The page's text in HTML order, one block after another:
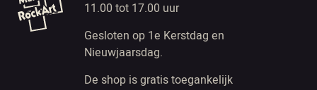
11.00 tot 17.00 uur
Gesloten op 1e Kerstdag en
Nieuwjaarsdag.
De shop is gratis toegankelijk